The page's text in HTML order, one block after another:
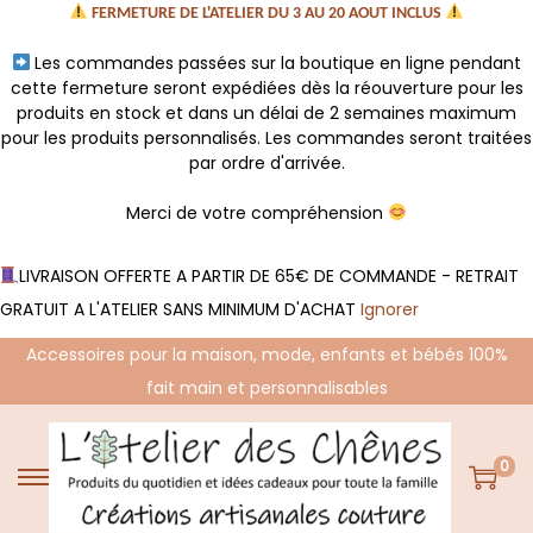
FERMETURE DE L'ATELIER DU 3 AU 20 AOUT INCLUS
Les commandes passées sur la boutique en ligne pendant
cette fermeture seront expédiées dès la réouverture pour les
produits en stock et dans un délai de 2 semaines maximum
pour les produits personnalisés. Les commandes seront traitées
par ordre d'arrivée.
Merci de votre compréhension
LIVRAISON OFFERTE A PARTIR DE 65€ DE COMMANDE - RETRAIT
GRATUIT A L'ATELIER SANS MINIMUM D'ACHAT Ignorer
Accessoires pour la maison, mode, enfants et bébés 100%
fait main et personnalisables
P
a
P
a
0